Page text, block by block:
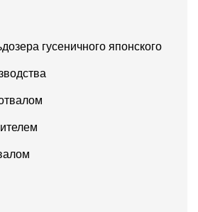
гусеничного японского